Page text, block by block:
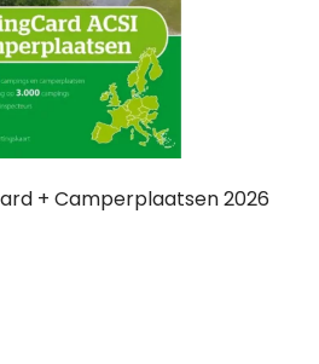
+ Camperplaatsen 2026